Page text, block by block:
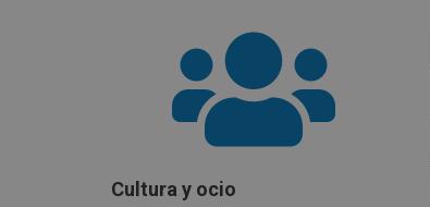
Cultura y ocio